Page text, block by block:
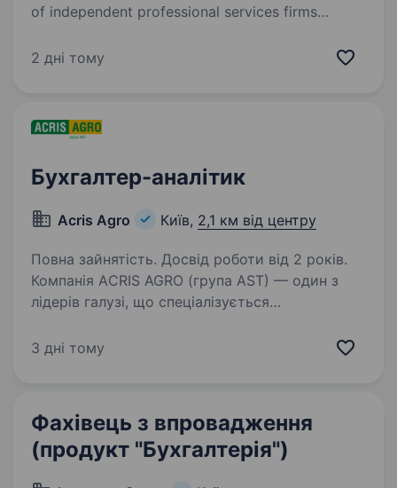
of independent professional services firms
KPMG is the brand under which the member firms
2 дні тому
Бухгалтер-аналітик
Aсris Agro Київ, 2,1 км від центру
Повна зайнятість. Досвід роботи від 2 років.
Компанія AСRIS AGRO (група AST) — один з
лідерів галузі, що спеціалізується
та бобових культур. У зв’язку з розширенням
3 дні тому
Фахівець з впровадження
(продукт "Бухгалтерія")